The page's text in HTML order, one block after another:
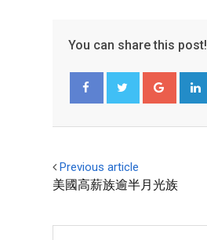
You can share this post!
Previous article
美國高薪族逾半月光族